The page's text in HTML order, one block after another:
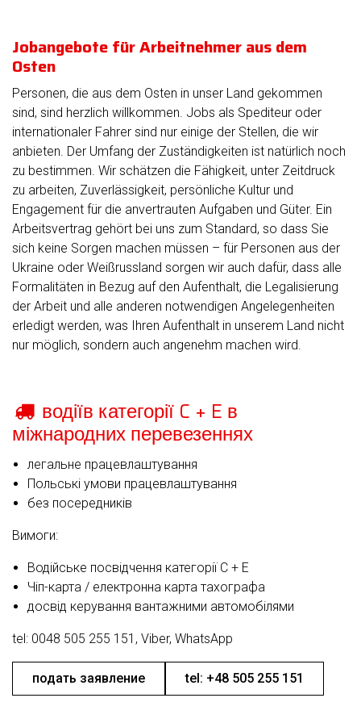
Jobangebote für Arbeitnehmer aus dem
Osten
Personen, die aus dem Osten in unser Land gekommen
sind, sind herzlich willkommen. Jobs als Spediteur oder
internationaler Fahrer sind nur einige der Stellen, die wir
anbieten. Der Umfang der Zuständigkeiten ist natürlich noch
zu bestimmen. Wir schätzen die Fähigkeit, unter Zeitdruck
zu arbeiten, Zuverlässigkeit, persönliche Kultur und
Engagement für die anvertrauten Aufgaben und Güter. Ein
Arbeitsvertrag gehört bei uns zum Standard, so dass Sie
sich keine Sorgen machen müssen – für Personen aus der
Ukraine oder Weißrussland sorgen wir auch dafür, dass alle
Formalitäten in Bezug auf den Aufenthalt, die Legalisierung
der Arbeit und alle anderen notwendigen Angelegenheiten
erledigt werden, was Ihren Aufenthalt in unserem Land nicht
nur möglich, sondern auch angenehm machen wird.
водіїв категорії C + E в
міжнародних перевезеннях
легальне працевлаштування
Польські умови працевлаштування
без посередників
Вимоги:
Водійське посвідчення категорії C + E
Чіп-карта / електронна карта тахографа
досвід керування вантажними автомобілями
tel: 0048 505 255 151, Viber, WhatsApp
подать заявление tel: +48 505 255 151